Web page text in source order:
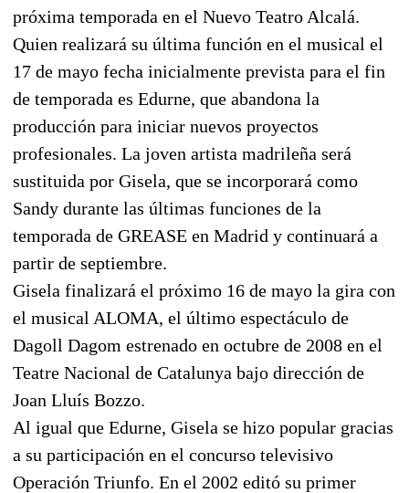
próxima temporada en el Nuevo Teatro Alcalá.
Quien realizará su última función en el musical el
17 de mayo fecha inicialmente prevista para el fin
de temporada es Edurne, que abandona la
producción para iniciar nuevos proyectos
profesionales. La joven artista madrileña será
sustituida por Gisela, que se incorporará como
Sandy durante las últimas funciones de la
temporada de GREASE en Madrid y continuará a
partir de septiembre.
Gisela finalizará el próximo 16 de mayo la gira con
el musical ALOMA, el último espectáculo de
Dagoll Dagom estrenado en octubre de 2008 en el
Teatre Nacional de Catalunya bajo dirección de
Joan Lluís Bozzo.
Al igual que Edurne, Gisela se hizo popular gracias
a su participación en el concurso televisivo
Operación Triunfo. En el 2002 editó su primer